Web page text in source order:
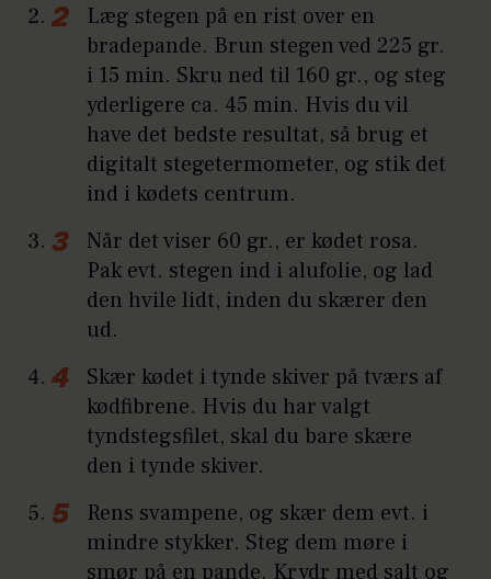
Læg stegen på en rist over en
bradepande. Brun stegen ved 225 gr.
i 15 min. Skru ned til 160 gr., og steg
yderligere ca. 45 min. Hvis du vil
have det bedste resultat, så brug et
digitalt stegetermometer, og stik det
ind i kødets centrum.
Når det viser 60 gr., er kødet rosa.
Pak evt. stegen ind i alufolie, og lad
den hvile lidt, inden du skærer den
ud.
Skær kødet i tynde skiver på tværs af
kødfibrene. Hvis du har valgt
tyndstegsfilet, skal du bare skære
den i tynde skiver.
Rens svampene, og skær dem evt. i
mindre stykker. Steg dem møre i
smør på en pande. Krydr med salt og